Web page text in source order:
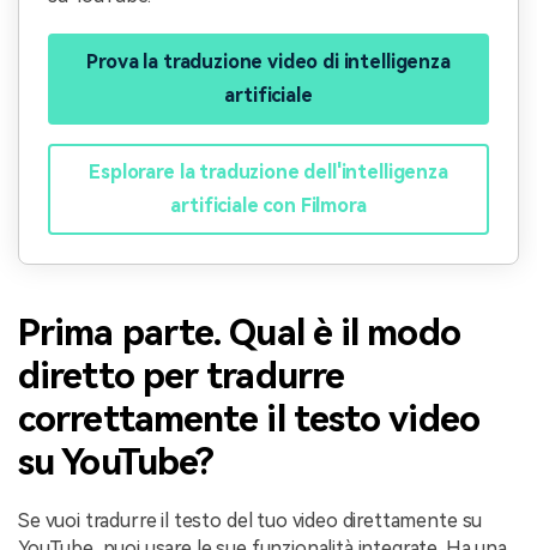
Prova la traduzione video di intelligenza
artificiale
Esplorare la traduzione dell'intelligenza
artificiale con Filmora
Prima parte. Qual è il modo
diretto per tradurre
correttamente il testo video
su YouTube?
Se vuoi tradurre il testo del tuo video direttamente su